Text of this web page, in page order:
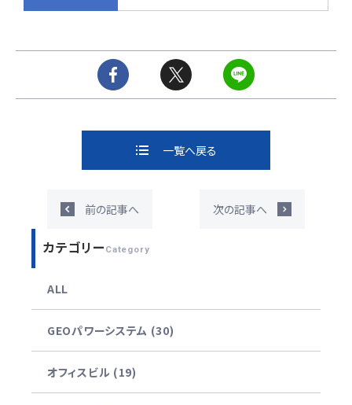
一覧へ戻る
前の記事へ 次の記事へ
カテゴリー Category
ALL
GEOパワーシステム (30)
オフィスビル (19)